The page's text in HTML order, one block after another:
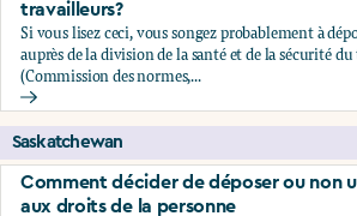
travailleurs?
Si vous lisez ceci, vous songez probablement à
auprès de la division de la santé et de la sécurité du
(Commission des normes,...
Devriez-vous présenter une demande
Saskatchewan
Comment décider de déposer ou non
aux droits de la personne